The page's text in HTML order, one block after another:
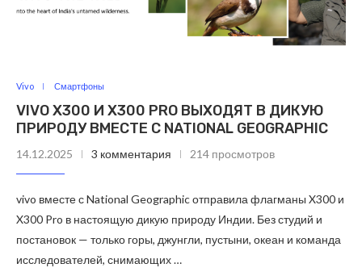
Vivo Смартфоны
VIVO X300 И X300 PRO ВЫХОДЯТ В ДИКУЮ
ПРИРОДУ ВМЕСТЕ С NATIONAL GEOGRAPHIC
14.12.2025 3 комментария 214 просмотров
vivo вместе с National Geographic отправила флагманы X300 и
X300 Pro в настоящую дикую природу Индии. Без студий и
постановок — только горы, джунгли, пустыни, океан и команда
исследователей, снимающих …